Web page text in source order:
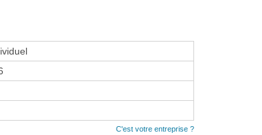
C'est votre entreprise ?